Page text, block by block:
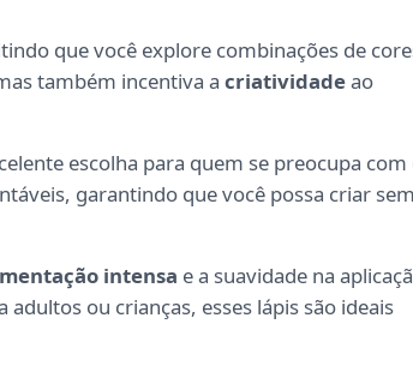
que você explore combinações de
também incentiva a criatividadeao
escolha para quem se preocupa com
garantindo que você possa criar sem
intensa e a suavidade na
ou crianças, esses lápis são ideais